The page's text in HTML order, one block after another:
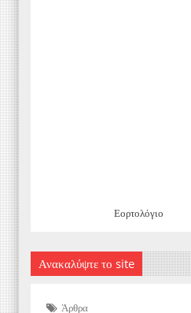
Εορτολόγιο
Ανακαλύψτε το site
Άρθρα